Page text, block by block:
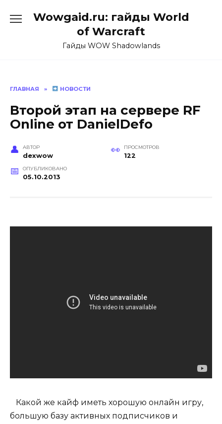
Wowgaid.ru: гайды World
of Warcraft
Гайды WOW Shadowlands
ГЛАВНАЯ » НОВОСТИ
Второй этап на сервере RF
Online от DanielDefo
АВТОР
dexwow
ПРОСМОТРОВ
122
ОПУБЛИКОВАНО
05.10.2013
Какой же кайф иметь хорошую онлайн игру,
большую базу активных подписчиков и